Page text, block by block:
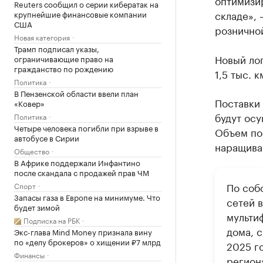
Reuters сообщил о серии кибератак на
крупнейшие финансовые компании
США
Новая категория
Трамп подписал указы,
ограничивающие право на
гражданство по рождению
Политика
В Пензенской области ввели план
«Ковер»
Политика
Четыре человека погибли при взрыве в
автобусе в Сирии
Общество
В Африке поддержали Инфантино
после скандала с продажей прав ЧМ
Спорт
Запасы газа в Европе на минимуме. Что
будет зимой
Подписка на РБК
Экс-глава Mind Money признала вину
по «делу брокеров» о хищении ₽7 млрд
Финансы
складе»,
Новый
1,5 тыс.
будут
Объем
По
сетей
дома,
2025